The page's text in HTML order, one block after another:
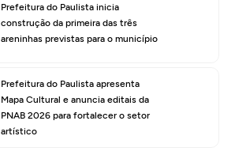
Prefeitura do Paulista inicia
construção da primeira das três
areninhas previstas para o município
Prefeitura do Paulista apresenta
Mapa Cultural e anuncia editais da
PNAB 2026 para fortalecer o setor
artístico